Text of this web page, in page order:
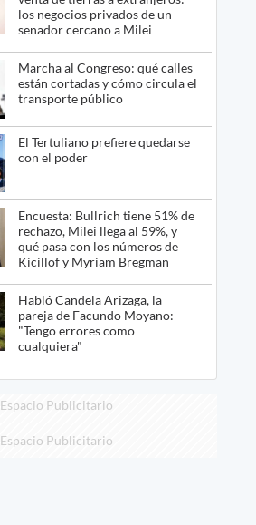
los negocios privados de un
senador cercano a Milei
Marcha al Congreso: qué calles
están cortadas y cómo circula el
transporte público
El Tertuliano prefiere quedarse
con el poder
Encuesta: Bullrich tiene 51% de
rechazo, Milei llega al 59%, y
qué pasa con los números de
Kicillof y Myriam Bregman
Habló Candela Arizaga, la
pareja de Facundo Moyano:
"Tengo errores como
cualquiera"
Espacio Publicitario
Espacio Publicitario